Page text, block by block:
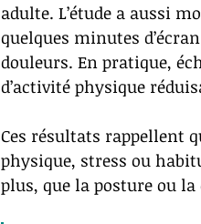
adulte. L’étude a aussi
quelques minutes
douleurs. En pratique,
d’activité physique
Ces résultats rappellent
physique, stress ou
plus, que la posture ou la